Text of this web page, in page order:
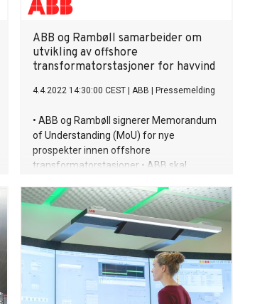
ABB og Rambøll samarbeider om
utvikling av offshore
transformatorstasjoner for havvind
4.4.2022 14:30:00 CEST ABB Pressemelding
• ABB og Rambøll signerer Memorandum
of Understanding (MoU) for nye
prospekter innen offshore
transformatorstasjoner • ABB skal
elektro, automatisering og
telekommunikasjon • Rambøll skal
fokusere på integrasjon og
ingeniørtjenester innen utvikling, design,
spesifikasjon, konstruksjon, vedlikehold
og drift